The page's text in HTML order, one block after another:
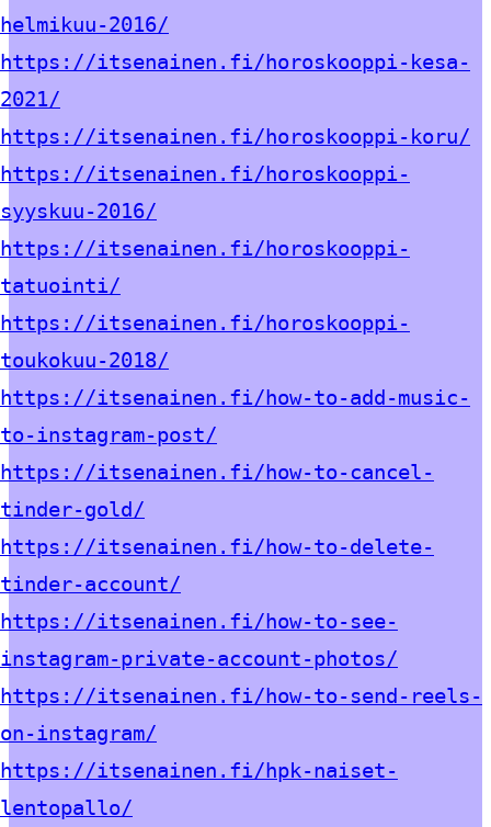
helmikuu-2016/
https://itsenainen.fi/horoskooppi-kesa-
2021/
https://itsenainen.fi/horoskooppi-koru/
https://itsenainen.fi/horoskooppi-
syyskuu-2016/
https://itsenainen.fi/horoskooppi-
tatuointi/
https://itsenainen.fi/horoskooppi-
toukokuu-2018/
https://itsenainen.fi/how-to-add-music-
to-instagram-post/
https://itsenainen.fi/how-to-cancel-
tinder-gold/
https://itsenainen.fi/how-to-delete-
tinder-account/
https://itsenainen.fi/how-to-see-
instagram-private-account-photos/
https://itsenainen.fi/how-to-send-reels-
on-instagram/
https://itsenainen.fi/hpk-naiset-
lentopallo/